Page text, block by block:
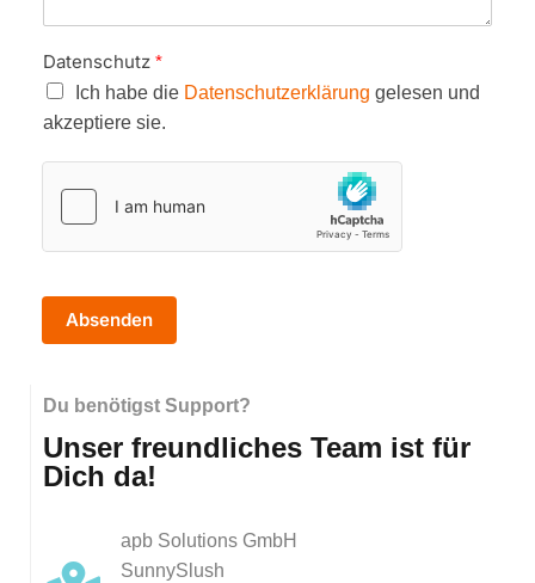
o
d
e
r
Datenschutz *
Ich habe die Datenschutzerklärung gelesen und
akzeptiere sie.
Absenden
Du benötigst Support?
Unser freundliches Team ist für
Dich da!
apb Solutions GmbH
SunnySlush